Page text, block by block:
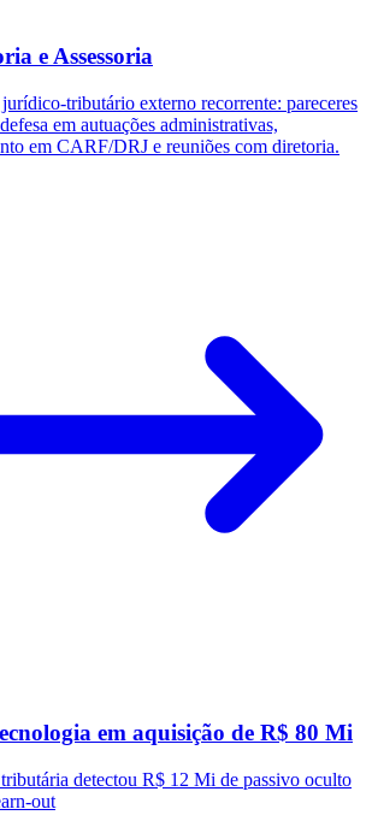
e Assessoria
tributário externo recorrente: pareceres
em autuações administrativas,
em CARF/DRJ e reuniões com diretoria.
em aquisição de R$ 80 Mi
detectou R$ 12 Mi de passivo oculto
out